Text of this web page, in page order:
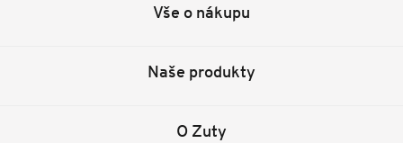
Vše o nákupu
Naše produkty
O Zuty